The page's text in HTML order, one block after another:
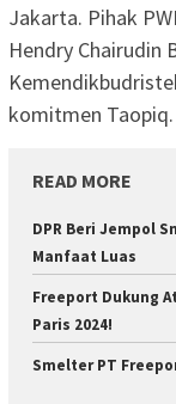
Jakarta. Pihak
Hendry Chairudin
komitmen Taopiq.
READ MORE
DPR Beri Jempol
Manfaat Luas
Freeport Dukung
Paris 2024!
Smelter PT